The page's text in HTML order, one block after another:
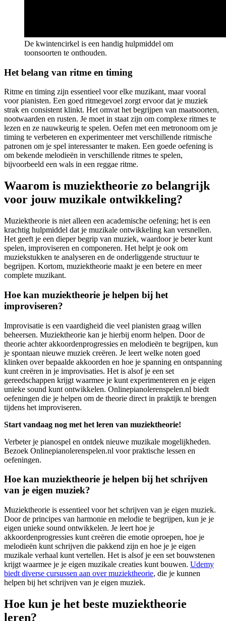
De kwintencirkel is een handig hulpmiddel om
toonsoorten te onthouden.
Het belang van ritme en timing
Ritme en timing zijn essentieel voor elke muzikant, maar vooral
voor pianisten. Een goed ritmegevoel zorgt ervoor dat je muziek
strak en consistent klinkt. Het omvat het begrijpen van maatsoorten,
nootwaarden en rusten. Je moet in staat zijn om complexe ritmes te
lezen en ze nauwkeurig te spelen. Oefen met een metronoom om je
timing te verbeteren en experimenteer met verschillende ritmische
patronen om je spel interessanter te maken. Een goede oefening is
om bekende melodieën in verschillende ritmes te spelen,
bijvoorbeeld een wals in een reggae ritme.
Waarom is muziektheorie zo belangrijk
voor jouw muzikale ontwikkeling?
Muziektheorie is niet alleen een academische oefening; het is een
krachtig hulpmiddel dat je muzikale ontwikkeling kan versnellen.
Het geeft je een dieper begrip van muziek, waardoor je beter kunt
spelen, improviseren en componeren. Het helpt je ook om
muziekstukken te analyseren en de onderliggende structuur te
begrijpen. Kortom, muziektheorie maakt je een betere en meer
complete muzikant.
Hoe kan muziektheorie je helpen bij het
improviseren?
Improvisatie is een vaardigheid die veel pianisten graag willen
beheersen. Muziektheorie kan je hierbij enorm helpen. Door de
theorie achter akkoordenprogressies en melodieën te begrijpen, kun
je spontaan nieuwe muziek creëren. Je leert welke noten goed
klinken over bepaalde akkoorden en hoe je spanning en ontspanning
kunt creëren in je improvisaties. Het is alsof je een set
gereedschappen krijgt waarmee je kunt experimenteren en je eigen
unieke sound kunt ontwikkelen. Onlinepianolerenspelen.nl biedt
oefeningen die je helpen om de theorie direct in praktijk te brengen
tijdens het improviseren.
Start vandaag nog met het leren van muziektheorie!
Verbeter je pianospel en ontdek nieuwe muzikale mogelijkheden.
Bezoek Onlinepianolerenspelen.nl voor praktische lessen en
oefeningen.
Hoe kan muziektheorie je helpen bij het schrijven
van je eigen muziek?
Muziektheorie is essentieel voor het schrijven van je eigen muziek.
Door de principes van harmonie en melodie te begrijpen, kun je je
eigen unieke sound ontwikkelen. Je leert hoe je
akkoordenprogressies kunt creëren die emotie oproepen, hoe je
melodieën kunt schrijven die pakkend zijn en hoe je je eigen
muzikale verhaal kunt vertellen. Het is alsof je een set bouwstenen
krijgt waarmee je je eigen muzikale creaties kunt bouwen. Udemy
biedt diverse cursussen aan over muziektheorie, die je kunnen
helpen bij het schrijven van je eigen muziek.
Hoe kun je het beste muziektheorie
leren?